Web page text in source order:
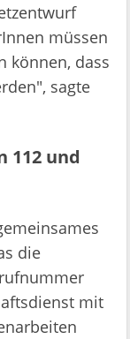
müssen
können, dass
sagte
112 und
die
mit